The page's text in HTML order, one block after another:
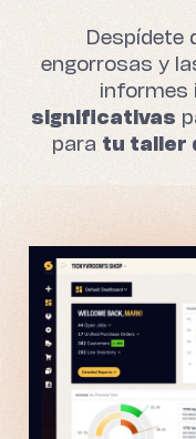
Despídete
engorrosas y
informes
significativas
para tu taller